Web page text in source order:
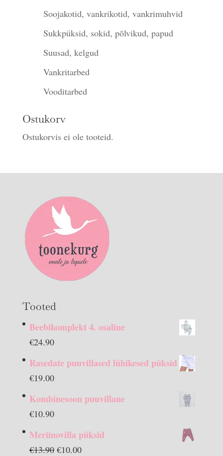
Soojakotid, vankrikotid, vankrimuhvid
Sukkpüksid, sokid, põlvikud, papud
Suusad, kelgud
Vankritarbed
Vooditarbed
Ostukorv
Ostukorvis ei ole tooteid.
Tooted
Beebikomplekt 4. osaline
€24.90
Rasedate puuvillased lühikesed püksid
€19.00
Kombinesoon puuvillane
€10.90
Meriinovilla püksid
€13.90 Algne
€10.00Praegune